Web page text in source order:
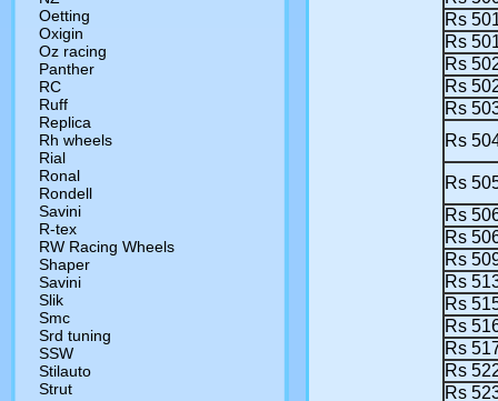
Oetting
Oxigin
Oz racing
Panther
RC
Ruff
Replica
Rh wheels
Rial
Ronal
Rondell
Savini
R-tex
RW Racing Wheels
Shaper
Savini
Slik
Smc
Srd tuning
SSW
Stilauto
Strut
Rs
Rs
Rs
Rs
Rs
Rs
Rs
Rs
Rs
Rs
Rs
Rs
Rs
Rs
Rs
Rs